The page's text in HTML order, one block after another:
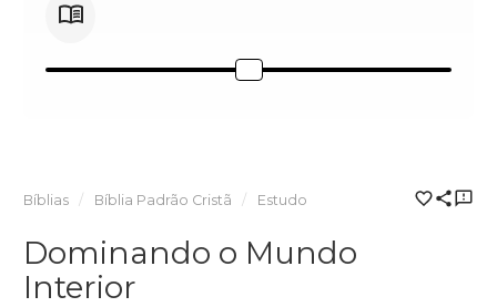
Bíblias Bíblia Padrão Cristã Estudo
Dominando o Mundo
Interior